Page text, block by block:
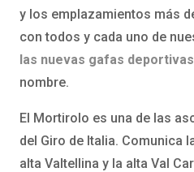
y los emplazamientos más
con todos y cada uno de
las nuevas gafas
nombre.
El Mortirolo es una de las
del Giro de Italia. Comunica
alta Valtellina y la alta Val